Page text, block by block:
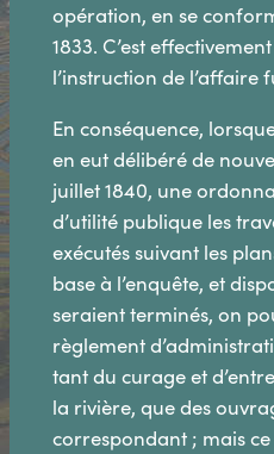
opération, en se
1833. C’est
l’instruction de l’affaire
En conséquence,
en eut délibéré de
juillet 1840, une
d’utilité publique les
exécutés suivant les
base à l’enquête, et
seraient terminés, on
règlement
tant du curage et
la rivière, que des
correspondant ; mais